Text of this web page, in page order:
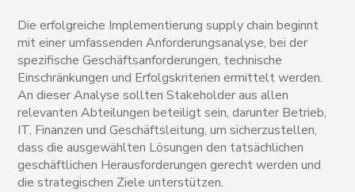
Die erfolgreiche Implementierung supply chain beginnt
mit einer umfassenden Anforderungsanalyse, bei der
spezifische Geschäftsanforderungen, technische
Einschränkungen und Erfolgskriterien ermittelt werden.
An dieser Analyse sollten Stakeholder aus allen
relevanten Abteilungen beteiligt sein, darunter Betrieb,
IT, Finanzen und Geschäftsleitung, um sicherzustellen,
dass die ausgewählten Lösungen den tatsächlichen
geschäftlichen Herausforderungen gerecht werden und
die strategischen Ziele unterstützen.